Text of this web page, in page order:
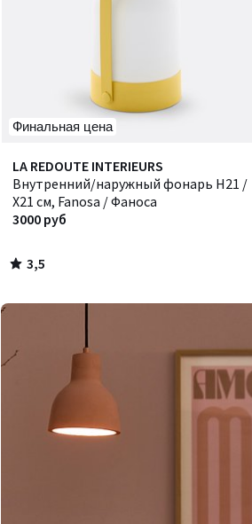
Финальная цена
LA REDOUTE INTERIEURS
Внутренний/наружный фонарь H21 /
Х21 см, Fanosa / Фаноса
3000 руб
3,5
/ 5
3,5
/
Ближе,
кажется!
Товары